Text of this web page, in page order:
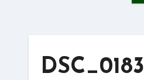
DSC_0183